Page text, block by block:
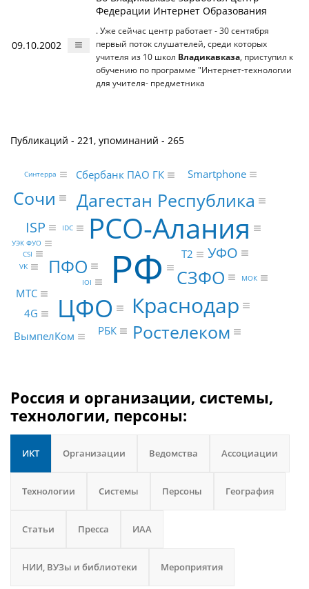
09.10.2002
Федерации Интернет Образования
. Уже сейчас центр работает - 30 сентября
первый поток слушателей, среди которых
учителя из 10 школ Владикавказа, приступил к
обучению по программе "Интернет-технологии
для учителя- предметника
Публикаций - 221, упоминаний - 265
РФ
РСО-Алания
ЦФО Краснодар
СЗФО
Дагестан Республика
ПФО
Ростелеком
Сочи
УФО
ISP
ВымпелКом
МТС
Т2
4G
Smartphone
Сбербанк ПАО ГК
РБК
Синтерра
УЭК ФУО
VK
МОК
IOI
CSI
IDC
Россия и организации, системы,
технологии, персоны:
ИКТ Организации Ведомства Ассоциации
Технологии Системы Персоны География
Статьи Пресса ИАА
НИИ, ВУЗы и библиотеки Мероприятия